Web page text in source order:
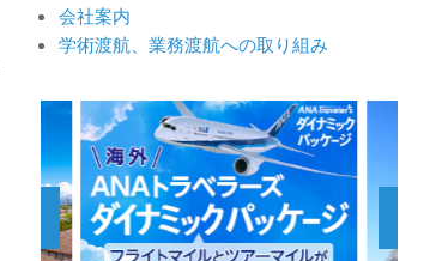
会社案内
学術渡航、業務渡航への取り組み